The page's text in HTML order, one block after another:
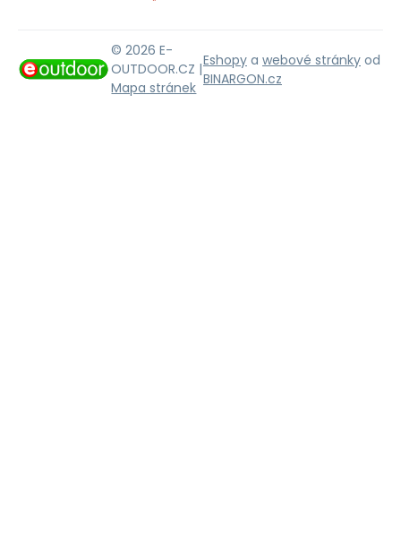
© 2026 E-
OUTDOOR.CZ |
Mapa stránek
Eshopy a webové stránky od
BINARGON.cz